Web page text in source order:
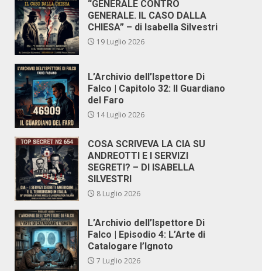
“GENERALE CONTRO
GENERALE. IL CASO DALLA
CHIESA” – di Isabella Silvestri
19 Luglio 2026
L’Archivio dell’Ispettore Di
Falco | Capitolo 32: Il Guardiano
del Faro
14 Luglio 2026
COSA SCRIVEVA LA CIA SU
ANDREOTTI E I SERVIZI
SEGRETI? – DI ISABELLA
SILVESTRI
8 Luglio 2026
L’Archivio dell’Ispettore Di
Falco | Episodio 4: L’Arte di
Catalogare l’Ignoto
7 Luglio 2026